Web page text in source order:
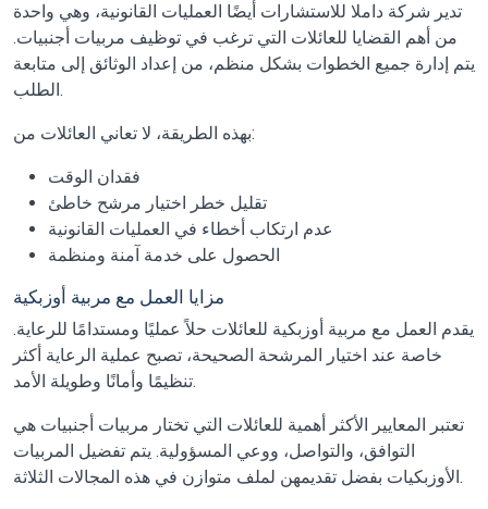
تدير شركة داملا للاستشارات أيضًا العمليات القانونية، وهي واحدة
من أهم القضايا للعائلات التي ترغب في توظيف مربيات أجنبيات.
يتم إدارة جميع الخطوات بشكل منظم، من إعداد الوثائق إلى متابعة
الطلب.
بهذه الطريقة، لا تعاني العائلات من:
فقدان الوقت
تقليل خطر اختيار مرشح خاطئ
عدم ارتكاب أخطاء في العمليات القانونية
الحصول على خدمة آمنة ومنظمة
مزايا العمل مع مربية أوزبكية
يقدم العمل مع مربية أوزبكية للعائلات حلاً عمليًا ومستدامًا للرعاية.
خاصة عند اختيار المرشحة الصحيحة، تصبح عملية الرعاية أكثر
تنظيمًا وأمانًا وطويلة الأمد.
تعتبر المعايير الأكثر أهمية للعائلات التي تختار مربيات أجنبيات هي
التوافق، والتواصل، ووعي المسؤولية. يتم تفضيل المربيات
الأوزبكيات بفضل تقديمهن لملف متوازن في هذه المجالات الثلاثة.